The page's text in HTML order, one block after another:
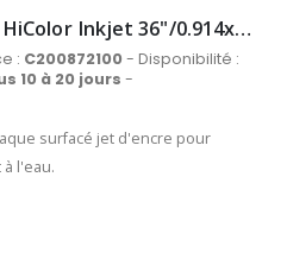
Rouleau papier surfacé HiColor Inkjet 36"/0.914x50m 90g/m², blanc
: C200872100 - Disponibilité :
10 à 20 jours -
surfacé jet d'encre pour
l'eau.